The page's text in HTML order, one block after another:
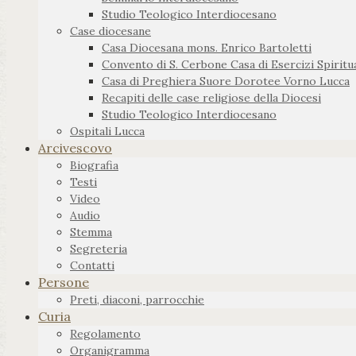
Studio Teologico Interdiocesano
Case diocesane
Casa Diocesana mons. Enrico Bartoletti
Convento di S. Cerbone Casa di Esercizi
Casa di Preghiera Suore Dorotee Vorno Lucca
Recapiti delle case religiose della Diocesi
Studio Teologico Interdiocesano
Ospitali Lucca
Arcivescovo
Biografia
Testi
Video
Audio
Stemma
Segreteria
Contatti
Persone
Preti, diaconi, parrocchie
Curia
Regolamento
Organigramma